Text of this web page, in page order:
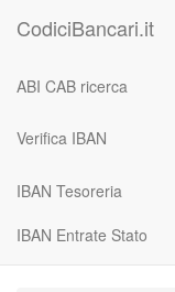
CodiciBancari.it
ABI CAB ricerca
Verifica IBAN
IBAN Tesoreria
IBAN Entrate Stato